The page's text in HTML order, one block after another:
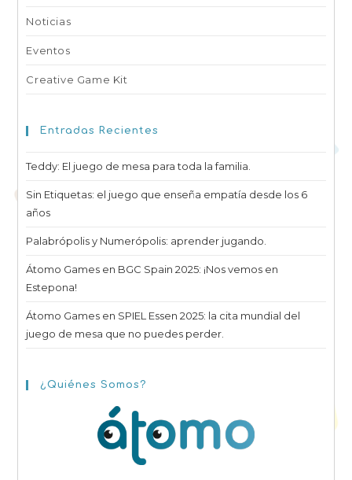
Noticias
Eventos
Creative Game Kit
Entradas Recientes
Teddy: El juego de mesa para toda la familia.
Sin Etiquetas: el juego que enseña empatía desde los 6
años
Palabrópolis y Numerópolis: aprender jugando.
Átomo Games en BGC Spain 2025: ¡Nos vemos en
Estepona!
Átomo Games en SPIEL Essen 2025: la cita mundial del
juego de mesa que no puedes perder.
¿Quiénes Somos?